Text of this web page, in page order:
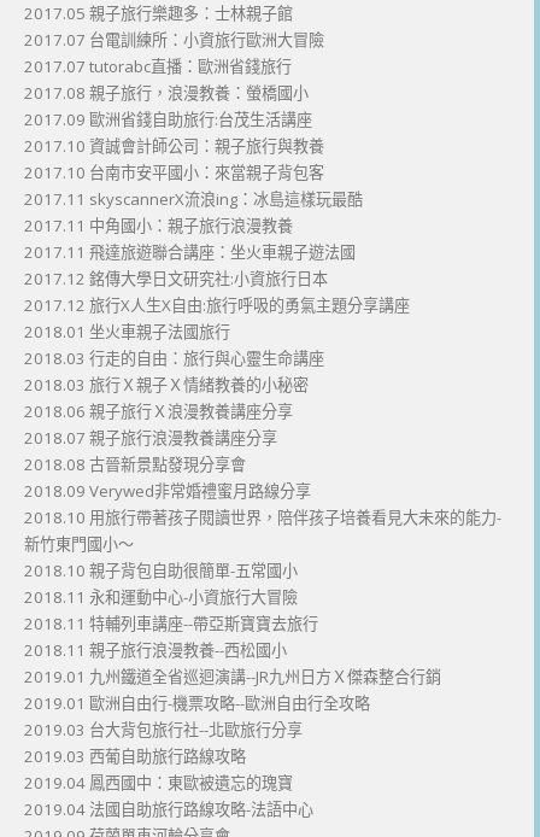
2017.05 親子旅行樂趣多：士林親子館
2017.07 台電訓練所：小資旅行歐洲大冒險
2017.07 tutorabc直播：歐洲省錢旅行
2017.08 親子旅行，浪漫教養：螢橋國小
2017.09 歐洲省錢自助旅行:台茂生活講座
2017.10 資誠會計師公司：親子旅行與教養
2017.10 台南市安平國小：來當親子背包客
2017.11 skyscannerX流浪ing：冰島這樣玩最酷
2017.11 中角國小：親子旅行浪漫教養
2017.11 飛達旅遊聯合講座：坐火車親子遊法國
2017.12 銘傳大學日文研究社:小資旅行日本
2017.12 旅行X人生X自由:旅行呼吸的勇氣主題分享講座
2018.01 坐火車親子法國旅行
2018.03 行走的自由：旅行與心靈生命講座
2018.03 旅行Ｘ親子Ｘ情緒教養的小秘密
2018.06 親子旅行Ｘ浪漫教養講座分享
2018.07 親子旅行浪漫教養講座分享
2018.08 古晉新景點發現分享會
2018.09 Verywed非常婚禮蜜月路線分享
2018.10 用旅行帶著孩子閱讀世界，陪伴孩子培養看見大未來的能力-
新竹東門國小～
2018.10 親子背包自助很簡單-五常國小
2018.11 永和運動中心-小資旅行大冒險
2018.11 特輔列車講座--帶亞斯寶寶去旅行
2018.11 親子旅行浪漫教養--西松國小
2019.01 九州鐵道全省巡迴演講--JR九州日方Ｘ傑森整合行銷
2019.01 歐洲自由行-機票攻略--歐洲自由行全攻略
2019.03 台大背包旅行社--北歐旅行分享
2019.03 西葡自助旅行路線攻略
2019.04 鳳西國中：東歐被遺忘的瑰寶
2019.04 法國自助旅行路線攻略-法語中心